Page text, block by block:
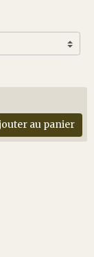
au panier